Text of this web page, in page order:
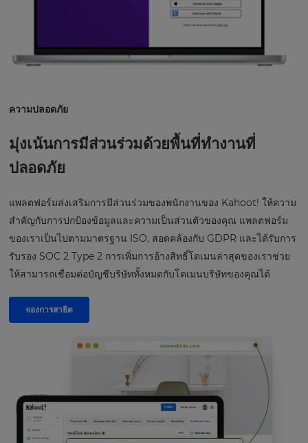
ความปลอดภัย
มุ่งเน้นการมีส่วนร่วมด้วยพื้นที่ทำงานที่
ปลอดภัย
แพลตฟอร์มส่งเสริมการมีส่วนร่วมของพนักงานของ Kahoot! ให้ความ
สำคัญกับการปกป้องข้อมูลและความเป็นส่วนตัวของคุณ แพลตฟอร์ม
ของเราเป็นไปตามมาตรฐาน ISO, สอดคล้องกับ GDPR และได้รับการ
รับรอง SOC 2 Type 2 การเพิ่มการอ้างสิทธิ์โดเมนล่าสุดของเราช่วย
ให้สามารถเชื่อมต่อบัญชีบริษัททั้งหมดกับโดเมนบริษัทของคุณได้
จองการสาธิต